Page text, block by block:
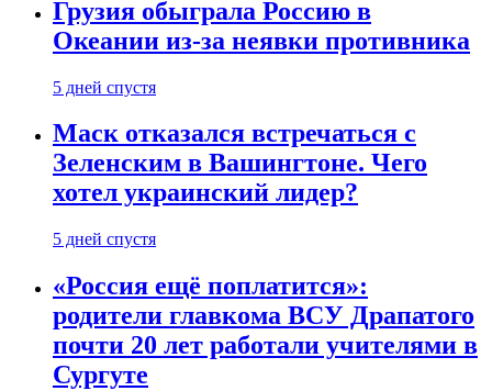
Грузия обыграла Россию в
Океании из-за неявки противника
5 дней спустя
Маск отказался встречаться с
Зеленским в Вашингтоне. Чего
хотел украинский лидер?
5 дней спустя
«Россия ещё поплатится»:
родители главкома ВСУ Драпатого
почти 20 лет работали учителями в
Сургуте